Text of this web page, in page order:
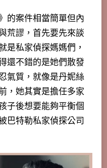
的案件相當簡單但內
荒謬，首先要先來談
是私家偵探媽媽們，
還不錯的是她們散發
氣質，就像是丹妮絲
，她其實是擔任多家
子後想要能夠平衡個
巴特勒私家偵探公司